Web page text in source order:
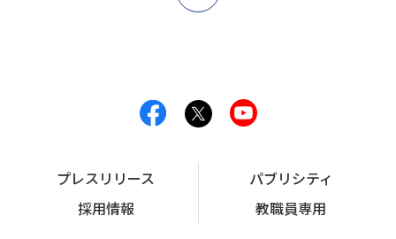
プレスリリース
パブリシティ
採用情報
教職員専用